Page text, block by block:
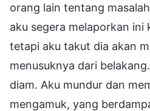
orang lain tentang
aku segera melaporkan ini
tetapi aku takut dia akan
menusuknya dari
diam. Aku mundur dan
mengamuk, yang